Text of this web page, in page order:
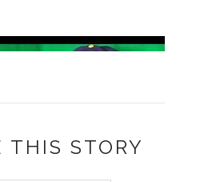
THIS STORY